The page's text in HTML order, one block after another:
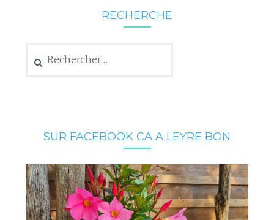
RECHERCHE
SUR FACEBOOK CA A LEYRE BON